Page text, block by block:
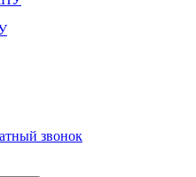
звонок